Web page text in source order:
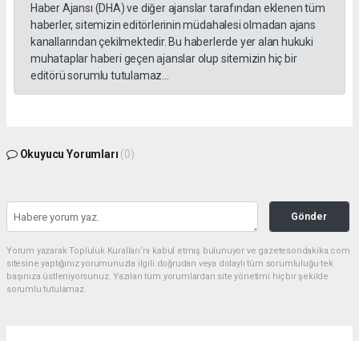
Haber Ajansı (DHA) ve diğer ajanslar tarafından eklenen tüm
haberler, sitemizin editörlerinin müdahalesi olmadan ajans
kanallarından çekilmektedir. Bu haberlerde yer alan hukuki
muhataplar haberi geçen ajanslar olup sitemizin hiç bir
editörü sorumlu tutulamaz...
Okuyucu Yorumları (0)
Gönder
Yorum yazarak Topluluk Kuralları’nı kabul etmiş bulunuyor ve gazetesondakika.com
sitesine yaptığınız yorumunuzla ilgili doğrudan veya dolaylı tüm sorumluluğu tek
başınıza üstleniyorsunuz. Yazılan tüm yorumlardan site yönetimi hiçbir şekilde
sorumlu tutulamaz.